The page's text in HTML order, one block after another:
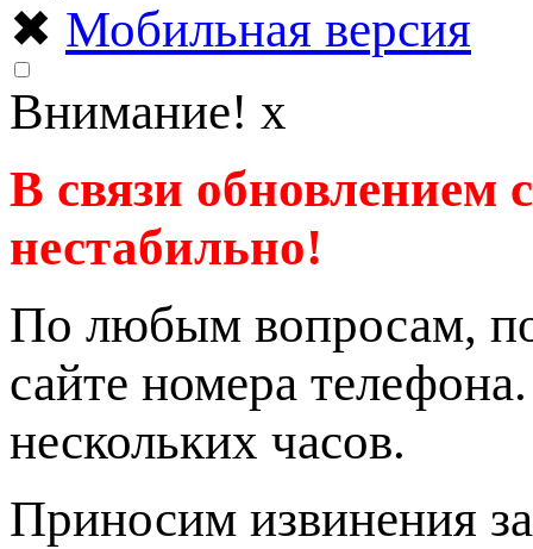
✖ Мобильная версия
Внимание! x
В связи обновлением
нестабильно!
По любым вопросам,
сайте номера
нескольких часов.
Приносим извинения